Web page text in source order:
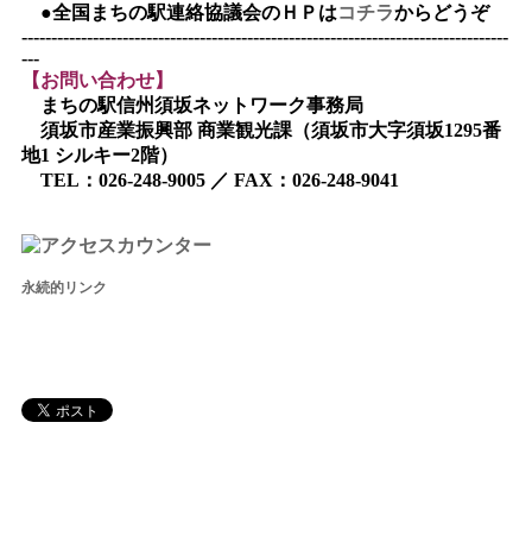
●全国まちの駅連絡協議会のＨＰはコチラからどうぞ
----------------------------------------------------------------------------------
---
【お問い合わせ】
まちの駅信州須坂ネットワーク事務局
須坂市産業振興部 商業観光課（須坂市大字須坂1295番
地1 シルキー2階）
TEL：026-248-9005 ／ FAX：026-248-9041
永続的リンク